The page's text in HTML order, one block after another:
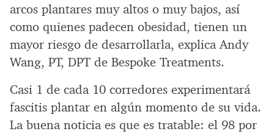
arcos plantares muy altos o muy bajos, así
como quienes padecen obesidad, tienen un
mayor riesgo de desarrollarla, explica Andy
Wang, PT, DPT de Bespoke Treatments.
Casi 1 de cada 10 corredores experimentará
fascitis plantar en algún momento de su vida.
La buena noticia es que es tratable: el 98 por